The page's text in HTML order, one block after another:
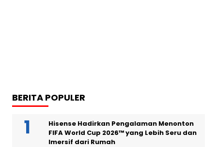
BERITA POPULER
Hisense Hadirkan Pengalaman Menonton
FIFA World Cup 2026™ yang Lebih Seru dan
Imersif dari Rumah